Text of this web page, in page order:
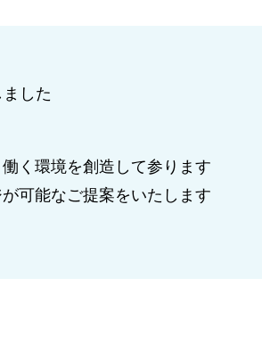
した
く環境を創造して参ります
可能なご提案をいたします